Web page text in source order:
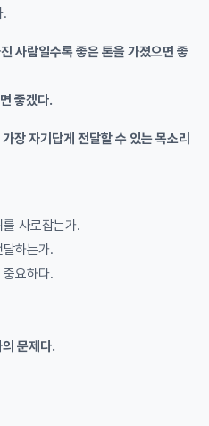
.
사람일수록 좋은 톤을 가졌으면 좋
좋겠다.
장 자기답게 전달할 수 있는 목소리
사로잡는가.
하는가.
요하다.
문제다.